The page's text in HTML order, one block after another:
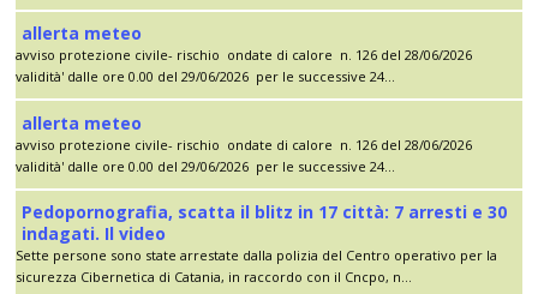
allerta meteo
avviso protezione civile- rischio ondate di calore n. 126 del 28/06/2026
validità' dalle ore 0.00 del 29/06/2026 per le successive 24...
allerta meteo
avviso protezione civile- rischio ondate di calore n. 126 del 28/06/2026
validità' dalle ore 0.00 del 29/06/2026 per le successive 24...
Pedopornografia, scatta il blitz in 17 città: 7 arresti e 30
indagati. Il video
Sette persone sono state arrestate dalla polizia del Centro operativo per la
sicurezza Cibernetica di Catania, in raccordo con il Cncpo, n...